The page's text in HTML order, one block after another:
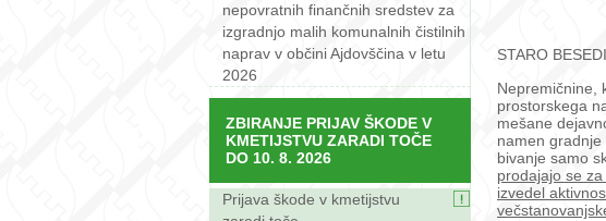
nepovratnih finančnih sredstev za
izgradnjo malih komunalnih čistilnih
naprav v občini Ajdovščina v letu
2026
ZBIRANJE PRIJAV ŠKODE V
KMETIJSTVU ZARADI TOČE
DO 10. 8. 2026
Prijava škode v kmetijstvu
STARO
Nepremičnine,
prostorskega
mešane
namen
bivanje samo
prodajajo se
izvedel